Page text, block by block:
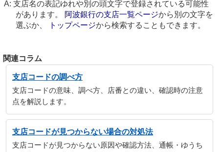
支店名の表記ゆれや別の頭文字で登録されている可能性
があります。
阿波銀行の支店一覧ページから別の文字を
選ぶか、
トップページから検索することもできます。
関連コラム
支店コードの調べ方
支店コードの意味、調べ方、店番との違い、確認時の注意
点を解説します。
支店コードが見つからない場合の対処法
支店コードが見つからない原因や確認方法、通帳・ゆうち